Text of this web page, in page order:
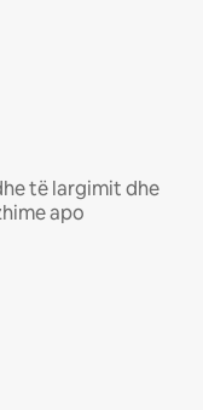
të largimit dhe
apo